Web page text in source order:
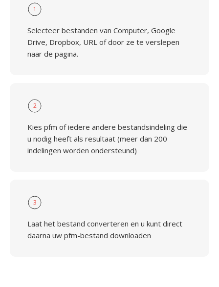
1
Selecteer bestanden van Computer, Google
Drive, Dropbox, URL of door ze te verslepen
naar de pagina.
2
Kies pfm of iedere andere bestandsindeling die
u nodig heeft als resultaat (meer dan 200
indelingen worden ondersteund)
3
Laat het bestand converteren en u kunt direct
daarna uw pfm-bestand downloaden